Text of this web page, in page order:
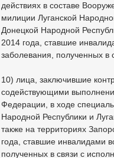
действиях в составе
милиции Луганской
Донецкой Народной
2014 года, ставшие
заболевания, полученных в
10) лица, заключившие
содействующими
Федерации, в ходе
Народной Республики и
также на территориях
года, ставшие инвалидами
полученных в связи с